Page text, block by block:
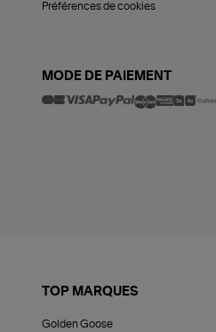
Préférences de cookies
MODE DE PAIEMENT
TOP MARQUES
Golden Goose